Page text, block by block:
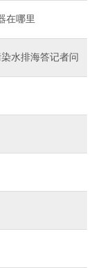
在哪里
水排海答记者问